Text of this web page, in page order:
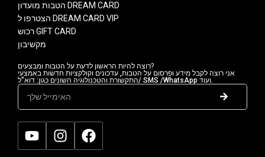
הטבות מועדון DREAM CARD
הצטרפו ל DREAM CARD VIP
רכוש GIFT CARD
מקשיבון
רוצה להיות הראשון לדעת על הטבות ומבצעים?
אני רוצה לקבל מידע ופרסום על הטבות, עדכונים וקולקציות חדשות באמצעי
התקשורת והטכנולוגיה השונים כגון: דוא"ל/ SMS /WhatsApp ועוד.